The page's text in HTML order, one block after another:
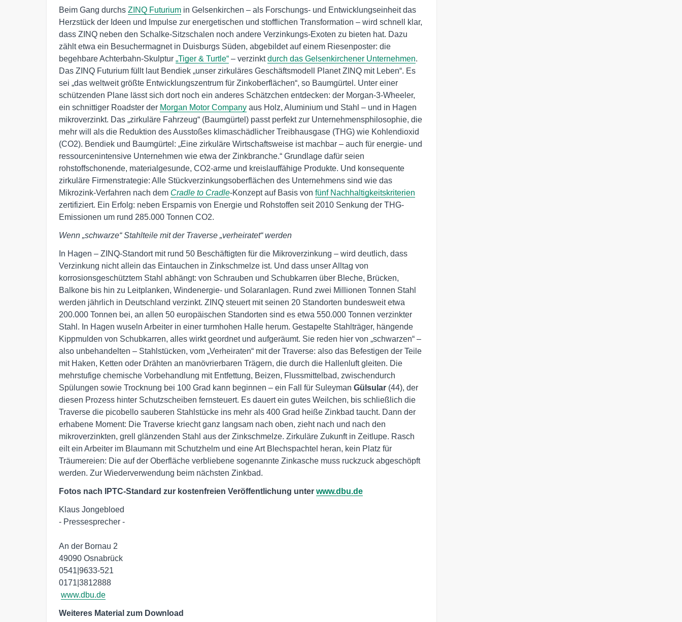
Beim Gang durchs ZINQ Futurium in Gelsenkirchen – als Forschungs- und Entwicklungseinheit das
Herzstück der Ideen und Impulse zur energetischen und stofflichen Transformation – wird schnell klar,
dass ZINQ neben den Schalke-Sitzschalen noch andere Verzinkungs-Exoten zu bieten hat. Dazu
zählt etwa ein Besuchermagnet in Duisburgs Süden, abgebildet auf einem Riesenposter: die
begehbare Achterbahn-Skulptur „Tiger & Turtle“ – verzinktdurch das Gelsenkirchener Unternehmen.
Das ZINQ Futurium füllt laut Bendiek „unser zirkuläres Geschäftsmodell Planet ZINQ mit Leben“. Es
sei „das weltweit größte Entwicklungszentrum für Zinkoberflächen“, so Baumgürtel. Unter einer
schützenden Plane lässt sich dort noch ein anderes Schätzchen entdecken: der Morgan-3-Wheeler,
ein schnittiger Roadster der Morgan Motor Company aus Holz, Aluminium und Stahl – und in Hagen
mikroverzinkt. Das „zirkuläre Fahrzeug“ (Baumgürtel) passt perfekt zur Unternehmensphilosophie, die
mehr will als die Reduktion des Ausstoßes klimaschädlicher Treibhausgase (THG) wie Kohlendioxid
(CO2). Bendiek und Baumgürtel: „Eine zirkuläre Wirtschaftsweise ist machbar – auch für energie- und
ressourcenintensive Unternehmen wie etwa der Zinkbranche.“ Grundlage dafür seien
rohstoffschonende, materialgesunde, CO2-arme und kreislauffähige Produkte. Und konsequente
zirkuläre Firmenstrategie: Alle Stückverzinkungsoberflächen des Unternehmens sind wie das
Mikrozink-Verfahren nach dem Cradle to Cradle-Konzept auf Basis von fünf Nachhaltigkeitskriterien
zertifiziert. Ein Erfolg: neben Ersparnis von Energie und Rohstoffen seit 2010 Senkung der THG-
Emissionen um rund 285.000 Tonnen CO2.
Wenn „schwarze“ Stahlteile mit der Traverse „verheiratet“ werden
In Hagen – ZINQ-Standort mit rund 50 Beschäftigten für die Mikroverzinkung – wird deutlich, dass
Verzinkung nicht allein das Eintauchen in Zinkschmelze ist. Und dass unser Alltag von
korrosionsgeschütztem Stahl abhängt: von Schrauben und Schubkarren über Bleche, Brücken,
Balkone bis hin zu Leitplanken, Windenergie- und Solaranlagen. Rund zwei Millionen Tonnen Stahl
werden jährlich in Deutschland verzinkt. ZINQ steuert mit seinen 20 Standorten bundesweit etwa
200.000 Tonnen bei, an allen 50 europäischen Standorten sind es etwa 550.000 Tonnen verzinkter
Stahl. In Hagen wuseln Arbeiter in einer turmhohen Halle herum. Gestapelte Stahlträger, hängende
Kippmulden von Schubkarren, alles wirkt geordnet und aufgeräumt. Sie reden hier von „schwarzen“ –
also unbehandelten – Stahlstücken, vom „Verheiraten“ mit der Traverse: also das Befestigen der Teile
mit Haken, Ketten oder Drähten an manövrierbaren Trägern, die durch die Hallenluft gleiten. Die
mehrstufige chemische Vorbehandlung mit Entfettung, Beizen, Flussmittelbad, zwischendurch
Spülungen sowie Trocknung bei 100 Grad kann beginnen – ein Fall für Suleyman Gülsular (44), der
diesen Prozess hinter Schutzscheiben fernsteuert. Es dauert ein gutes Weilchen, bis schließlich die
Traverse die picobello sauberen Stahlstücke ins mehr als 400 Grad heiße Zinkbad taucht. Dann der
erhabene Moment: Die Traverse kriecht ganz langsam nach oben, zieht nach und nach den
mikroverzinkten, grell glänzenden Stahl aus der Zinkschmelze. Zirkuläre Zukunft in Zeitlupe. Rasch
eilt ein Arbeiter im Blaumann mit Schutzhelm und eine Art Blechspachtel heran, kein Platz für
Träumereien: Die auf der Oberfläche verbliebene sogenannte Zinkasche muss ruckzuck abgeschöpft
werden. Zur Wiederverwendung beim nächsten Zinkbad.
Fotos nach IPTC-Standard zur kostenfreien Veröffentlichung unter www.dbu.de
Klaus Jongebloed
- Pressesprecher -
An der Bornau 2
49090 Osnabrück
0541|9633-521
0171|3812888
www.dbu.de
Weiteres Material zum Download